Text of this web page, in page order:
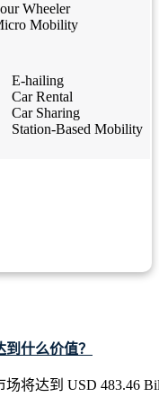
Wheeler
Mobility
E-hailing
Car Rental
Car Sharing
Station-Based Mobility
什么价值？
将达到 USD 483.46